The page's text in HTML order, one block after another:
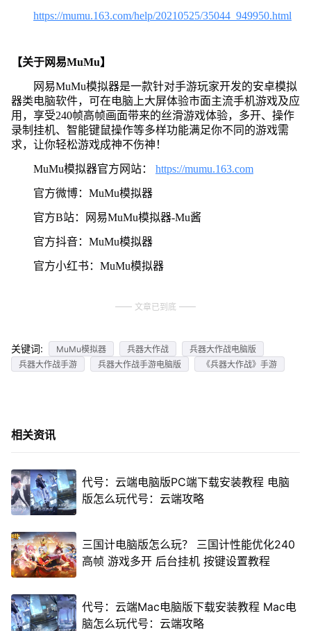
https://mumu.163.com/help/20210525/35044_949950.html
【关于网易MuMu】
网易MuMu模拟器是一款针对手游玩家开发的安卓模拟
器类电脑软件，可在电脑上大屏体验市面主流手机游戏及应
用，享受240帧高帧画面带来的丝滑游戏体验，多开、操作
录制挂机、智能键鼠操作等多样功能满足你不同的游戏需
求，让你轻松游戏成神不伤神！
MuMu模拟器官方网站： https://mumu.163.com
官方微博：MuMu模拟器
官方B站：网易MuMu模拟器-Mu酱
官方抖音：MuMu模拟器
官方小红书：MuMu模拟器
文章已到底
关键词: MuMu模拟器 兵器大作战
兵器大作战电脑版
兵器大作战手游
兵器大作战手游电脑版 《兵器大作战》手游
相关资讯
代号：云端电脑版PC端下载安装教程 电脑
版怎么玩代号：云端攻略
三国计电脑版怎么玩？ 三国计性能优化240
高帧 游戏多开 后台挂机 按键设置教程
代号：云端Mac电脑版下载安装教程 Mac电
脑怎么玩代号：云端攻略